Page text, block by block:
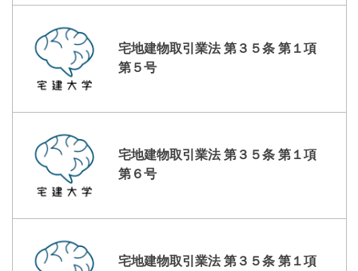
宅地建物取引業法 第３５条 第１項
第５号
宅地建物取引業法 第３５条 第１項
第６号
宅地建物取引業法 第３５条 第１項